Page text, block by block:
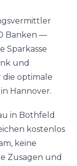
Banken —
Sparkasse
und
optimale
Hannover.
in Bothfeld
kostenlos
keine
Zusagen und